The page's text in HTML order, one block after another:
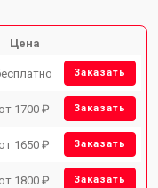
Цена
Заказать
от 1700 ₽ Заказать
от 1650 ₽ Заказать
от 1800 ₽ Заказать